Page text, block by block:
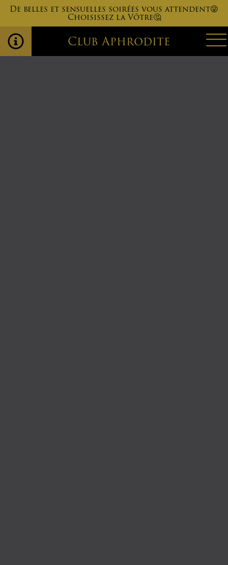
De belles et sensuelles soirées vous attendent😜
Choisissez la Vôtre🤔
Club Aphrodite